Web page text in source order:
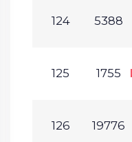
124 5388
125 1755
126 19776